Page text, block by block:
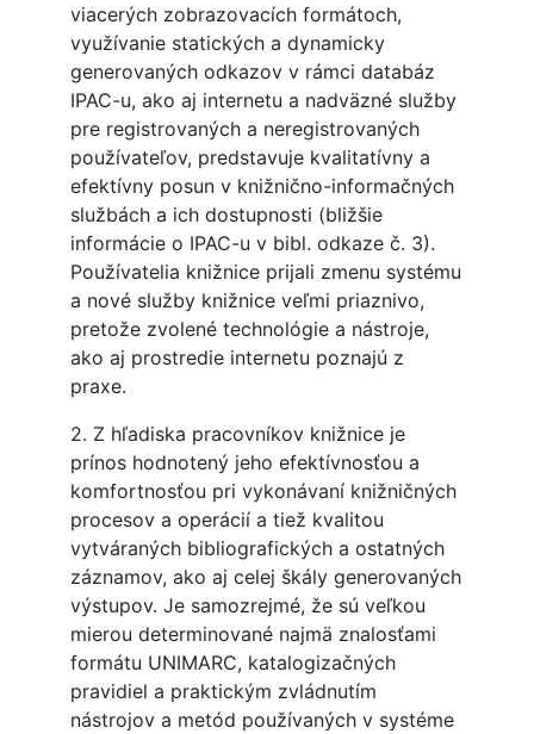
viacerých zobrazovacích formátoch,
využívanie statických a dynamicky
generovaných odkazov v rámci databáz
IPAC-u, ako aj internetu a nadväzné služby
pre registrovaných a neregistrovaných
používateľov, predstavuje kvalitatívny a
efektívny posun v knižnično-informačných
službách a ich dostupnosti (bližšie
informácie o IPAC-u v bibl. odkaze č. 3).
Používatelia knižnice prijali zmenu systému
a nové služby knižnice veľmi priaznivo,
pretože zvolené technológie a nástroje,
ako aj prostredie internetu poznajú z
praxe.
2. Z hľadiska pracovníkov knižnice je
prínos hodnotený jeho efektívnosťou a
komfortnosťou pri vykonávaní knižničných
procesov a operácií a tiež kvalitou
vytváraných bibliografických a ostatných
záznamov, ako aj celej škály generovaných
výstupov. Je samozrejmé, že sú veľkou
mierou determinované najmä znalosťami
formátu UNIMARC, katalogizačných
pravidiel a praktickým zvládnutím
nástrojov a metód používaných v systéme